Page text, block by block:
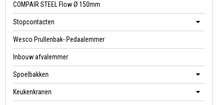
COMPAIR STEEL Flow Ø 150mm
Stopcontacten
Wesco Prullenbak- Pedaalemmer
Inbouw afvalemmer
Spoelbakken
Keukenkranen